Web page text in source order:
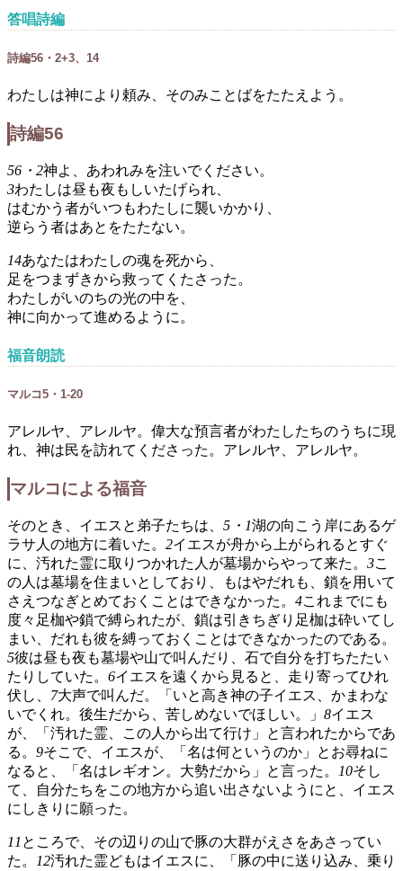
答唱詩編
詩編56・2+3、14
わたしは神により頼み、そのみことばをたたえよう。
詩編56
56・2神よ、あわれみを注いでください。
3わたしは昼も夜もしいたげられ、
はむかう者がいつもわたしに襲いかかり、
逆らう者はあとをたたない。
14あなたはわたしの魂を死から、
足をつまずきから救ってくたさった。
わたしがいのちの光の中を、
神に向かって進めるように。
福音朗読
マルコ5・1-20
アレルヤ、アレルヤ。偉大な預言者がわたしたちのうちに現
れ、神は民を訪れてくださった。アレルヤ、アレルヤ。
マルコによる福音
そのとき、イエスと弟子たちは、 5・1湖の向こう岸にあるゲ
ラサ人の地方に着いた。 2イエスが舟から上がられるとすぐ
に、汚れた霊に取りつかれた人が墓場からやって来た。 3こ
の人は墓場を住まいとしており、もはやだれも、鎖を用いて
さえつなぎとめておくことはできなかった。 4これまでにも
度々足枷や鎖で縛られたが、鎖は引きちぎり足枷は砕いてし
まい、だれも彼を縛っておくことはできなかったのである。
5彼は昼も夜も墓場や山で叫んだり、石で自分を打ちたたい
たりしていた。 6イエスを遠くから見ると、走り寄ってひれ
伏し、 7大声で叫んだ。「いと高き神の子イエス、かまわな
いでくれ。後生だから、苦しめないでほしい。」 8イエス
が、「汚れた霊、この人から出て行け」と言われたからであ
る。 9そこで、イエスが、「名は何というのか」とお尋ねに
なると、「名はレギオン。大勢だから」と言った。 10そし
て、自分たちをこの地方から追い出さないようにと、イエス
にしきりに願った。
11ところで、その辺りの山で豚の大群がえさをあさってい
た。 12汚れた霊どもはイエスに、「豚の中に送り込み、乗り